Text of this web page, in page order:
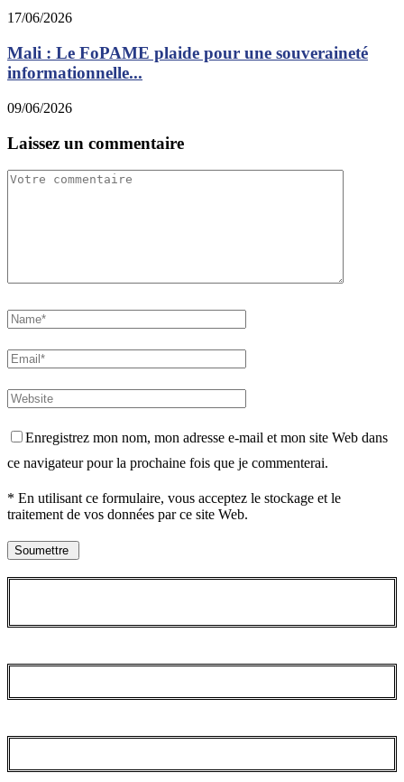
17/06/2026
Mali : Le FoPAME plaide pour une souveraineté
informationnelle...
09/06/2026
Laissez un commentaire
Enregistrez mon nom, mon adresse e-mail et mon site Web dans
ce navigateur pour la prochaine fois que je commenterai.
* En utilisant ce formulaire, vous acceptez le stockage et le
traitement de vos données par ce site Web.